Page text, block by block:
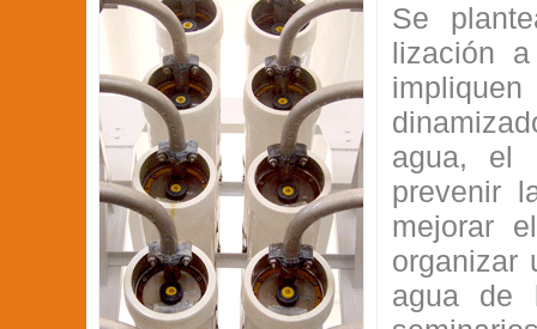
Se
lización
agua, el
prevenir
mejorar
organizar
agua de